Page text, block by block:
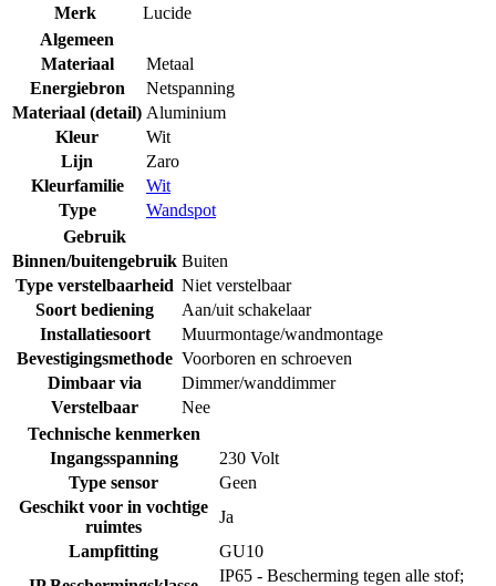
Merk
Lucide
Algemeen
Materiaal
Metaal
Energiebron
Netspanning
Materiaal (detail) Aluminium
Kleur
Wit
Lijn
Zaro
Kleurfamilie
Wit
Type
Wandspot
Gebruik
Binnen/buitengebruik Buiten
Type verstelbaarheid Niet verstelbaar
Soort bediening
Aan/uit schakelaar
Installatiesoort
Muurmontage/wandmontage
Bevestigingsmethode Voorboren en schroeven
Dimbaar via
Dimmer/wanddimmer
Verstelbaar
Nee
Technische kenmerken
Ingangsspanning
230 Volt
Type sensor
Geen
Geschikt voor in vochtige
ruimtes
Ja
Lampfitting
GU10
IP65 - Bescherming tegen alle stof;